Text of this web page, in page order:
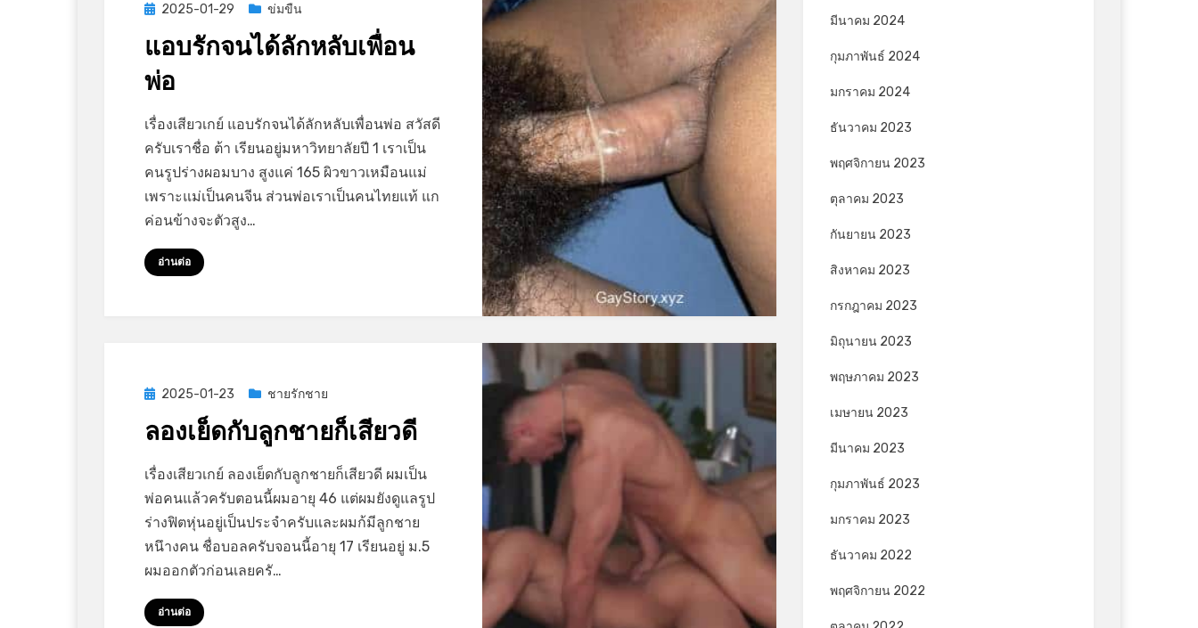
Posted
2025-01-29 ข่มขืน
แอบรักจนได้ลักหลับเพื่อน
พ่อ
byGayStory
Leave a commenton
แอบ
รัก
เรื่องเสียวเกย์ แอบรักจนได้ลักหลับเพื่อนพ่อ สวัสดี
ครับเราชื่อ ต้า เรียนอยู่มหาวิทยาลัยปี 1 เราเป็น
คนรูปร่างผอมบาง สูงแค่ 165 ผิวขาวเหมือนแม่
เพราะแม่เป็นคนจีน ส่วนพ่อเราเป็นคนไทยแท้ แก
ค่อนข้างจะตัวสูง…
อ่านต่อ
Posted
2025-01-23 ชายรักชาย
ลองเย็ดกับลูกชายก็เสียวดี
byGayStory
Leave a commenton
ลอง
เย็ด
ก็
เรื่องเสียวเกย์ ลองเย็ดกับลูกชายก็เสียวดี ผมเป็น
พ่อคนแล้วครับตอนนี้ผมอายุ 46 แต่ผมยังดูแลรูป
ร่างฟิตหุ่นอยู่เป็นประจำครับและผมก้มีลูกชาย
หนึางคน ชื่อบอลครับจอนนี้อายุ 17 เรียนอยู่ ม.5
ผมออกตัวก่อนเลยครั…
อ่านต่อ
มีนาคม 2024
กุมภาพันธ์ 2024
มกราคม 2024
ธันวาคม 2023
พฤศจิกายน 2023
ตุลาคม 2023
กันยายน 2023
สิงหาคม 2023
กรกฎาคม 2023
มิถุนายน 2023
พฤษภาคม 2023
เมษายน 2023
มีนาคม 2023
กุมภาพันธ์ 2023
มกราคม 2023
ธันวาคม 2022
พฤศจิกายน 2022